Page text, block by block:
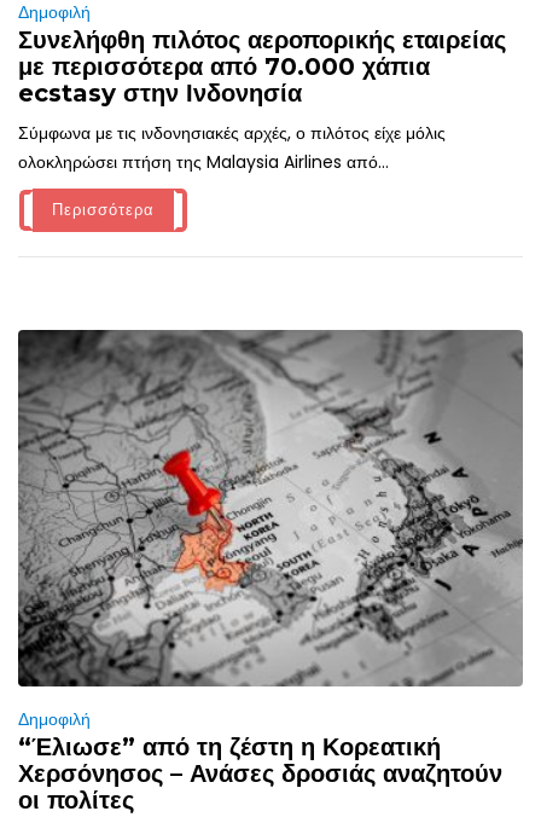
Δημοφιλή
Συνελήφθη πιλότος αεροπορικής εταιρείας
με περισσότερα από 70.000 χάπια
ecstasy στην Ινδονησία
Σύμφωνα με τις ινδονησιακές αρχές, ο πιλότος είχε μόλις
ολοκληρώσει πτήση της Malaysia Airlines από...
Περισσότερα
Δημοφιλή
“Έλιωσε” από τη ζέστη η Κορεατική
Χερσόνησος – Ανάσες δροσιάς αναζητούν
οι πολίτες